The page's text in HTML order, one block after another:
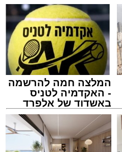
המלצה חמה להרשמה
- האקדמיה לטניס
באשדוד של אלפרד
קריאולנסקי - לילדים